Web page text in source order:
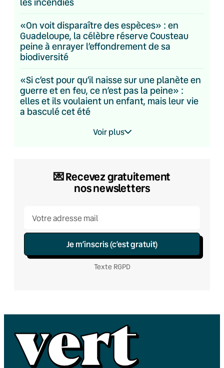
«On voit disparaître des espèces» : en
Guadeloupe, la célèbre réserve Cousteau
peine à enrayer l’effondrement de sa
biodiversité
«Si c’est pour qu’il naisse sur une planète en
guerre et en feu, ce n’est pas la peine» :
elles et ils voulaient un enfant, mais leur vie
a basculé cet été
Voir plus
💌 Recevez gratuitement
nos newsletters
Je m’inscris (c’est gratuit)
Texte RGPD